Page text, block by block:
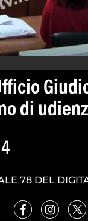
di
78 DEL